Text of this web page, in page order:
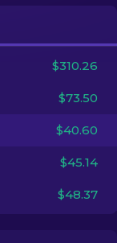
ES
$310.26
$73.50
$40.60
$45.14
$48.37